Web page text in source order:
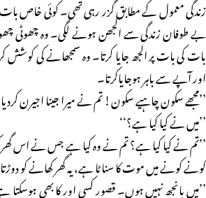
زندگی معمول کے مطابق گزر رہی تھی۔ کوئی خاص
بے طوفان زندگی سے الجھن ہونے لگی۔ وہ چھوٹی
بات کی بات پر الجھ جایا کرتا۔ وہ سمجھانے کی کوشش
اور آپے سے باہر ہوجایاکرتا۔
’’مجھے سکون چاہیے سکون! تم نے میرا جینا اجیرن
’’میں نے کیا کیا ہے؟‘‘
’’تم نے کیا کیا ہے؟ تم نے وہ کیا ہے جس نے اس
کونے کونے میں موت کا سناٹا ہے، یہ گھر کھانے کو
’’میں بانجھ نہیں ہوں۔ قصور کسی اور کا بھی